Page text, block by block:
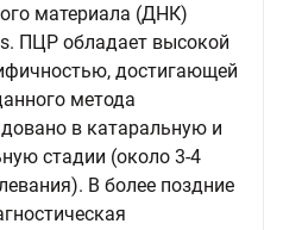
материала (ДНК)
ПЦР обладает высокой
достигающей
метода
в катаральную и
стадии (около 3-4
В более поздние